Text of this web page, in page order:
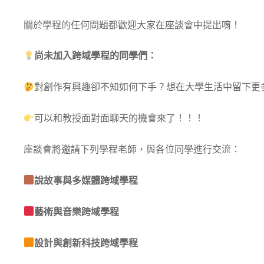
關於學程的任何問題都歡迎大家在座談會中提出唷！
尚未加入跨域學程的同學們：
對創作有興趣卻不知如何下手？想在大學生活中留下更
可以和教授面對面聊天的機會來了！！！
座談會將邀請下列學程老師，與各位同學進行交流：
說故事與多媒體跨域學程
藝術與音樂跨域學程
設計與創新科技跨域學程